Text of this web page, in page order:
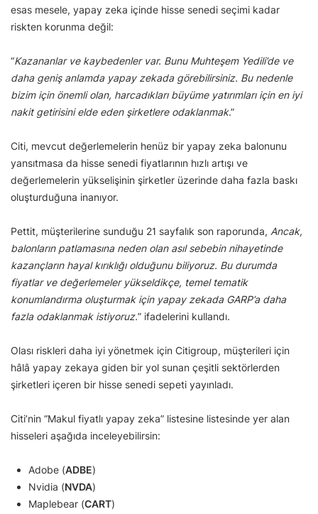
esas mesele, yapay zeka içinde hisse senedi seçimi kadar
riskten korunma değil:
“Kazananlar ve kaybedenler var. Bunu Muhteşem Yedili’de ve
daha geniş anlamda yapay zekada görebilirsiniz. Bu nedenle
bizim için önemli olan, harcadıkları büyüme yatırımları için en iyi
nakit getirisini elde eden şirketlere odaklanmak.”
Citi, mevcut değerlemelerin henüz bir yapay zeka balonunu
yansıtmasa da hisse senedi fiyatlarının hızlı artışı ve
değerlemelerin yükselişinin şirketler üzerinde daha fazla baskı
oluşturduğuna inanıyor.
Pettit, müşterilerine sunduğu 21 sayfalık son raporunda, Ancak,
balonların patlamasına neden olan asıl sebebin nihayetinde
kazançların hayal kırıklığı olduğunu biliyoruz. Bu durumda
fiyatlar ve değerlemeler yükseldikçe, temel tematik
konumlandırma oluşturmak için yapay zekada GARP’a daha
fazla odaklanmak istiyoruz.” ifadelerini kullandı.
Olası riskleri daha iyi yönetmek için Citigroup, müşterileri için
hâlâ yapay zekaya giden bir yol sunan çeşitli sektörlerden
şirketleri içeren bir hisse senedi sepeti yayınladı.
Citi’nin “Makul fiyatlı yapay zeka” listesine listesinde yer alan
hisseleri aşağıda inceleyebilirsin:
Adobe (ADBE)
Nvidia (NVDA)
Maplebear (CART)